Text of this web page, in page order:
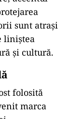
1.036 km²
43.000
ca un
unde